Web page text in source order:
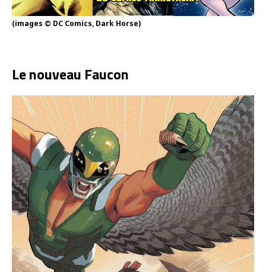
(images © DC Comics, Dark Horse)
Le nouveau Faucon